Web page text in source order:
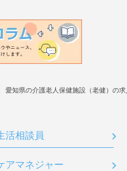
愛知県の介護老人保健施設（老健）の
活相談員
アマネジャー